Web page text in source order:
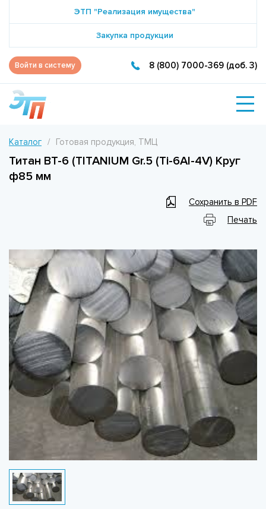
ЭТП "Реализация имущества"
Закупка продукции
Войти в систему 8 (800) 7000-369 (доб. 3)
Каталог Готовая продукция, ТМЦ
Титан ВТ-6 (TITANIUM Gr.5 (Ti-6Al-4V) Круг
ф85 мм
Сохранить в PDF
Печать